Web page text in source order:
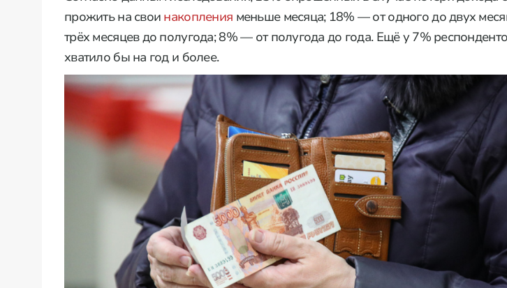
прожить на свои накопления меньше месяца; 18% — от одного до двух
трёх месяцев до полугода; 8% — от полугода до года. Ещё у 7%
хватило бы на год и более.